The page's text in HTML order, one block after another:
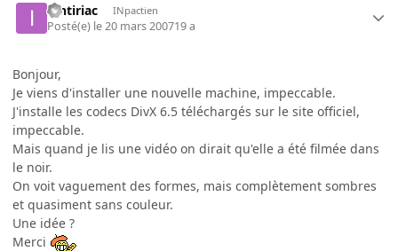
iontiriac INpactien
Posté(e) le 20 mars 200719 a
Bonjour,
Je viens d'installer une nouvelle machine, impeccable.
J'installe les codecs DivX 6.5 téléchargés sur le site officiel,
impeccable.
Mais quand je lis une vidéo on dirait qu'elle a été filmée dans
le noir.
On voit vaguement des formes, mais complètement sombres
et quasiment sans couleur.
Une idée ?
Merci